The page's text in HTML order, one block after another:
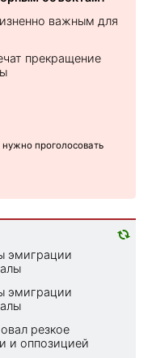
важным для
прекращение
проголосовать
эмиграции
эмиграции
резкое
и оппозицией